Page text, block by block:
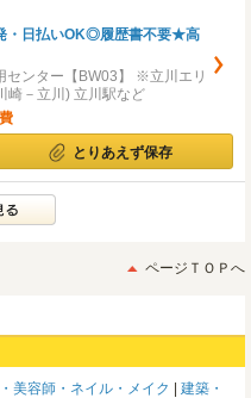
・日払いOK◎履歴書不要★高
センター【BW03】 ※立川エリ
崎－立川) 立川駅など
とりあえず保存
ページＴＯＰへ
美容師・ネイル・メイク
建築・